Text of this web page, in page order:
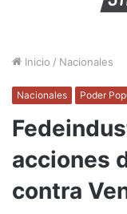
Inicio / Nacionales
Nacionales Poder
acciones
contra